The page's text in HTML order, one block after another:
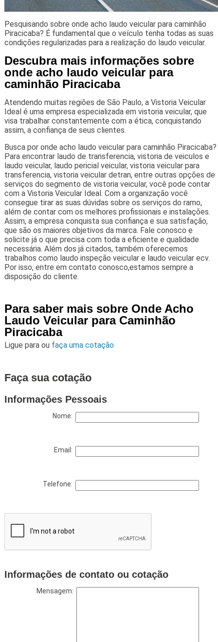
Pesquisando sobre onde acho laudo veicular para caminhão
Piracicaba? É fundamental que o veículo tenha todas as suas
condições regularizadas para a realização do laudo veicular.
Descubra mais informações sobre
onde acho laudo veicular para
caminhão Piracicaba
Atendendo muitas regiões de São Paulo, a Vistoria Veicular
Ideal é uma empresa especializada em vistoria veicular, que
visa trabalhar constantemente com a ética, conquistando
assim, a confiança de seus clientes.
Busca por onde acho laudo veicular para caminhão Piracicaba?
Para encontrar laudo de transferencia, vistoria de veiculos e
laudo veicular, laudo pericial veicular, vistoria veicular para
transferencia, vistoria veicular detran, entre outras opções de
serviços do segmento de vistoria veicular, você pode contar
com a Vistoria Veicular Ideal. Com a organização você
consegue tirar as suas dúvidas sobre os serviços do ramo,
além de contar com os melhores profissionais e instalações.
Assim, a empresa conquista sua confiança e sua satisfação,
que são os maiores objetivos da marca. Fale conosco e
solicite já o que precisa com toda a eficiente e qualidade
necessária. Além dos já citados, também oferecemos
trabalhos como laudo inspeção veicular e laudo veicular ecv.
Por isso, entre em contato conosco,estamos sempre a
disposição do cliente.
Para saber mais sobre Onde Acho
Laudo Veicular para Caminhão
Piracicaba
Ligue para ou faça uma cotação
Faça sua cotação
Informações Pessoais
Nome:
Email:
Telefone:
Informações de contato ou cotação
Mensagem: